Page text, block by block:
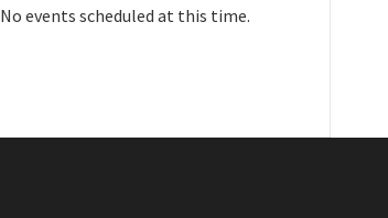
No events scheduled at this time.